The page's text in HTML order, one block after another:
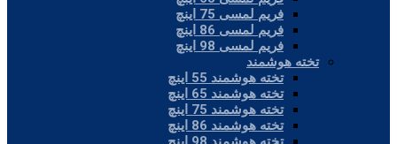
فریم لمسی 75 اینچ
فریم لمسی 86 اینچ
فریم لمسی 98 اینچ
تخته هوشمند
تخته هوشمند 55 اینچ
تخته هوشمند 65 اینچ
تخته هوشمند 75 اینچ
تخته هوشمند 86 اینچ